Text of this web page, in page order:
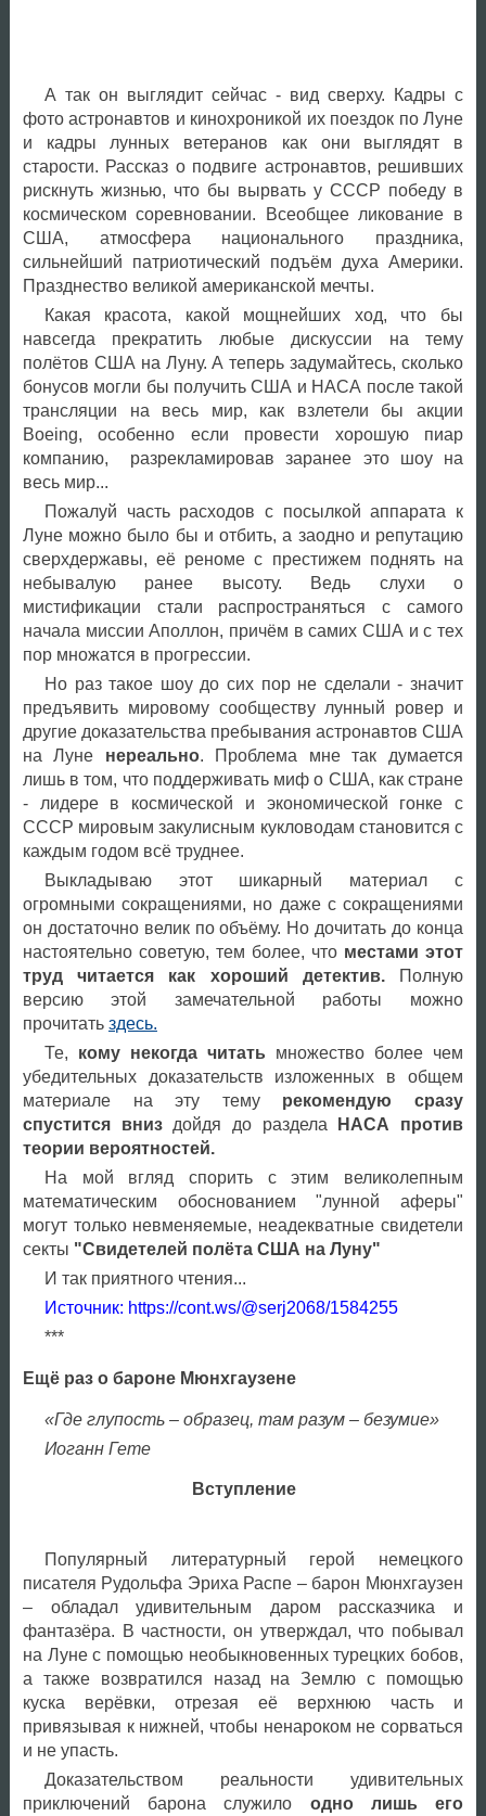
А так он выглядит сейчас - вид сверху. Кадры с
фото астронавтов и кинохроникой их поездок по Луне
и кадры лунных ветеранов как они выглядят в
старости. Рассказ о подвиге астронавтов, решивших
рискнуть жизнью, что бы вырвать у СССР победу в
космическом соревновании. Всеобщее ликование в
США, атмосфера национального праздника,
сильнейший патриотический подъём духа Америки.
Празднество великой американской мечты.
Какая красота, какой мощнейших ход, что бы
навсегда прекратить любые дискуссии на тему
полётов США на Луну. А теперь задумайтесь, сколько
бонусов могли бы получить США и НАСА после такой
трансляции на весь мир, как взлетели бы акции
Boeing, особенно если провести хорошую пиар
компанию, разрекламировав заранее это шоу на
весь мир...
Пожалуй часть расходов с посылкой аппарата к
Луне можно было бы и отбить, а заодно и репутацию
сверхдержавы, её реноме с престижем поднять на
небывалую ранее высоту. Ведь слухи о
мистификации стали распространяться с самого
начала миссии Аполлон, причём в самих США и с тех
пор множатся в прогрессии.
Но раз такое шоу до сих пор не сделали - значит
предъявить мировому сообществу лунный ровер и
другие доказательства пребывания астронавтов США
на Луне нереально. Проблема мне так думается
лишь в том, что поддерживать миф о США, как стране
- лидере в космической и экономической гонке с
СССР мировым закулисным кукловодам становится с
каждым годом всё труднее.
Выкладываю этот шикарный материал с
огромными сокращениями, но даже с сокращениями
он достаточно велик по объёму. Но дочитать до конца
настоятельно советую, тем более, что местами этот
труд читается как хороший детектив.Полную
версию этой замечательной работы можно
прочитать здесь.
Те, кому некогда читать множество более чем
убедительных доказательств изложенных в общем
материале на эту тему рекомендую сразу
спустится вниздойдя до раздела
НАСА против
теории вероятностей.
На мой вгляд спорить с этим великолепным
математическим обоснованием "лунной аферы"
могут только невменяемые, неадекватные свидетели
секты "Свидетелей полёта США на Луну"
И так приятного чтения...
Источник: https://cont.ws/@serj2068/1584255
***
Ещё раз о бароне Мюнхгаузене
«Где глупость – образец, там разум – безумие»
Иоганн Гете
Вступление
Популярный литературный герой немецкого
писателя Рудольфа Эриха Распе – барон Мюнхгаузен
– обладал удивительным даром рассказчика и
фантазёра. В частности, он утверждал, что побывал
на Луне с помощью необыкновенных турецких бобов,
а также возвратился назад на Землю с помощью
куска верёвки, отрезая её верхнюю часть и
привязывая к нижней, чтобы ненароком не сорваться
и не упасть.
Доказательством реальности удивительных
приключений барона служило одно лишь его